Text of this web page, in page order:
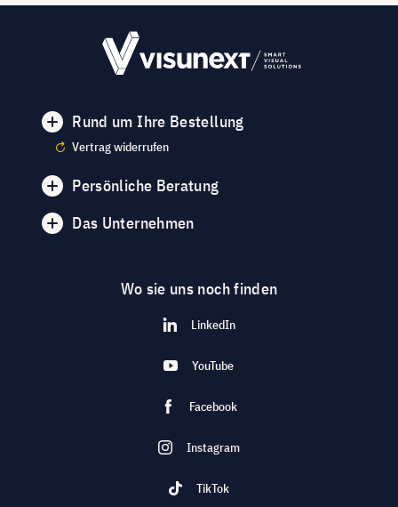
Rund um Ihre Bestellung
Vertrag widerrufen
Persönliche Beratung
Das Unternehmen
Wo sie uns noch finden
LinkedIn
YouTube
Facebook
Instagram
TikTok